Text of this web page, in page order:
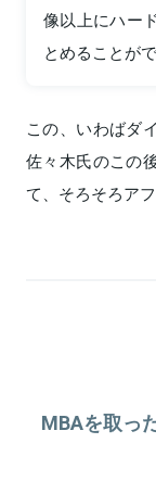
像以上にハー
とめることが
この、いわばダ
佐々木氏のこの
て、そろそろア
MBAを取っ